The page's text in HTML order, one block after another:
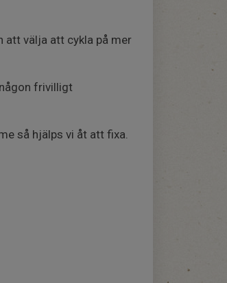
att välja att cykla på mer
frivilligt
så hjälps vi åt att fixa.